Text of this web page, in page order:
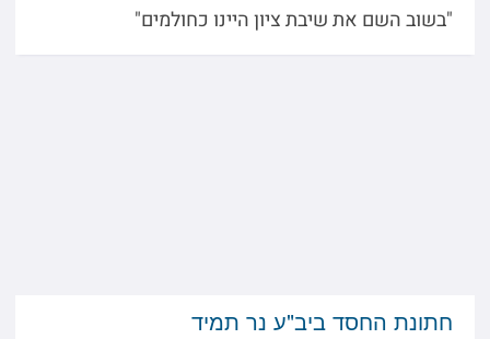
"בשוב השם את שיבת ציון היינו כחולמים"
חתונת החסד ביב"ע נר תמיד